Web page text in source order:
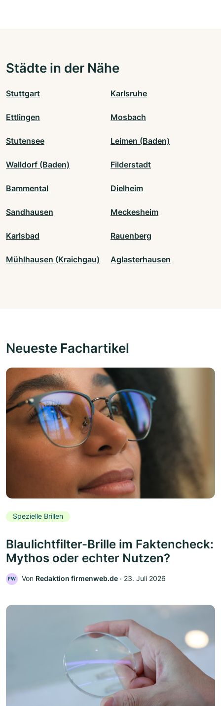
Städte in der Nähe
Stuttgart Karlsruhe
Ettlingen Mosbach
Stutensee Leimen (Baden)
Walldorf (Baden) Filderstadt
Bammental Dielheim
Sandhausen Meckesheim
Karlsbad Rauenberg
Mühlhausen (Kraichgau) Aglasterhausen
Neueste Fachartikel
Spezielle Brillen
Blaulichtfilter-Brille im Faktencheck:
Mythos oder echter Nutzen?
FW Von Redaktion firmenweb.de ‧ 23. Juli 2026